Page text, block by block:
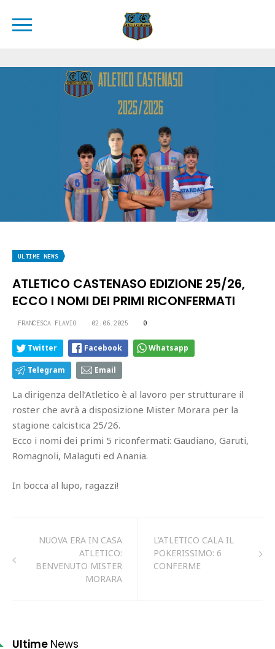
ULTIME NEWS
ATLETICO CASTENASO EDIZIONE 25/26,
ECCO I NOMI DEI PRIMI RICONFERMATI
FRANCESCA FLAVIO 02.06.2025 0
Twitter Facebook Whatsapp
Telegram Email
La dirigenza dell’Atletico è al lavoro per strutturare il
roster che avrà a disposizione Mister Morara per la
stagione calcistica 25/26.
Ecco i nomi dei primi 5 riconfermati: Gaudiano, Garuti,
Romagnoli, Malaguti ed Anania.
In bocca al lupo, ragazzi!
NUOVA ERA IN CASA
ATLETICO:
BENVENUTO MISTER
MORARA
L’ATLETICO CALA IL
POKERISSIMO: 6
CONFERME
Ultime News